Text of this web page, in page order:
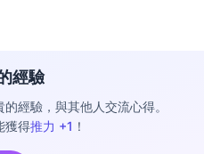
經驗
經驗，與其他人交流心得。
獲得推力 +1 ！